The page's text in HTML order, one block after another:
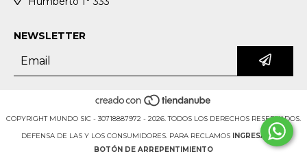
NEWSLETTER
COPYRIGHT MUNDO SIC - 30718887972 - 2026. TODOS LOS DERECHOS RESERVADOS.
DEFENSA DE LAS Y LOS CONSUMIDORES. PARA RECLAMOS INGRESÁ ACÁ.
BOTÓN DE ARREPENTIMIENTO